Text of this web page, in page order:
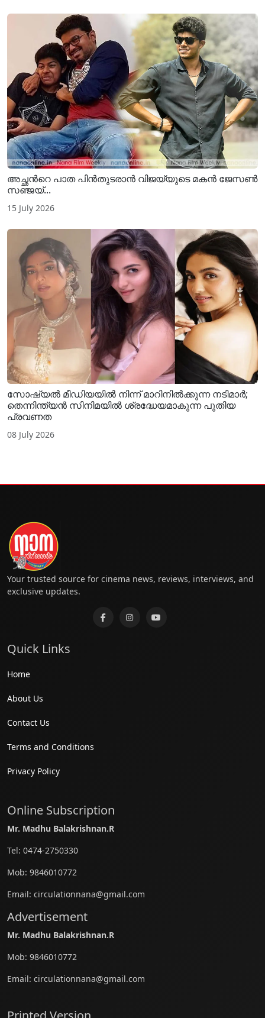
അച്ഛന്‍റെ പാത പിന്‍തുടരാന്‍ വിജയ്‌യുടെ മകൻ ജേസൺ
സഞ്ജയ്...
15 July 2026
സോഷ്യൽ മീഡിയയിൽ നിന്ന് മാറിനിൽക്കുന്ന നടിമാർ;
തെന്നിന്ത്യൻ സിനിമയിൽ ശ്രദ്ധേയമാകുന്ന പുതിയ
പ്രവണത
08 July 2026
Your trusted source for cinema news, reviews, interviews, and
exclusive updates.
Quick Links
Home
About Us
Contact Us
Terms and Conditions
Privacy Policy
Online Subscription
Mr. Madhu Balakrishnan.R
Tel: 0474-2750330
Mob: 9846010772
Email: circulationnana@gmail.com
Advertisement
Mr. Madhu Balakrishnan.R
Mob: 9846010772
Email: circulationnana@gmail.com